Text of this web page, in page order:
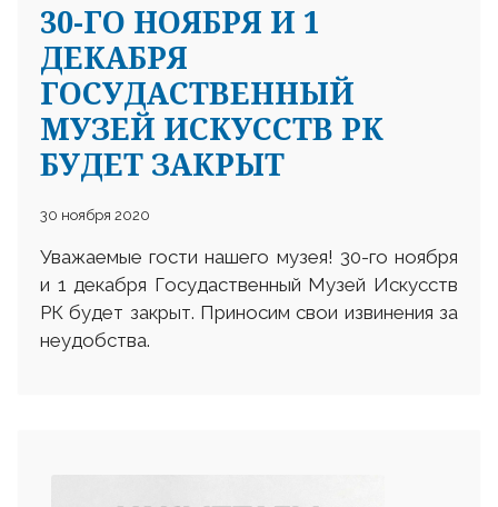
30-ГО НОЯБРЯ И 1
ДЕКАБРЯ
ГОСУДАСТВЕННЫЙ
МУЗЕЙ ИСКУССТВ РК
БУДЕТ ЗАКРЫТ
30 ноября 2020
Уважаемые гости нашего музея! 30-го ноября
и 1 декабря Госудаственный Музей Искусств
РК будет закрыт. Приносим свои извинения за
неудобства.